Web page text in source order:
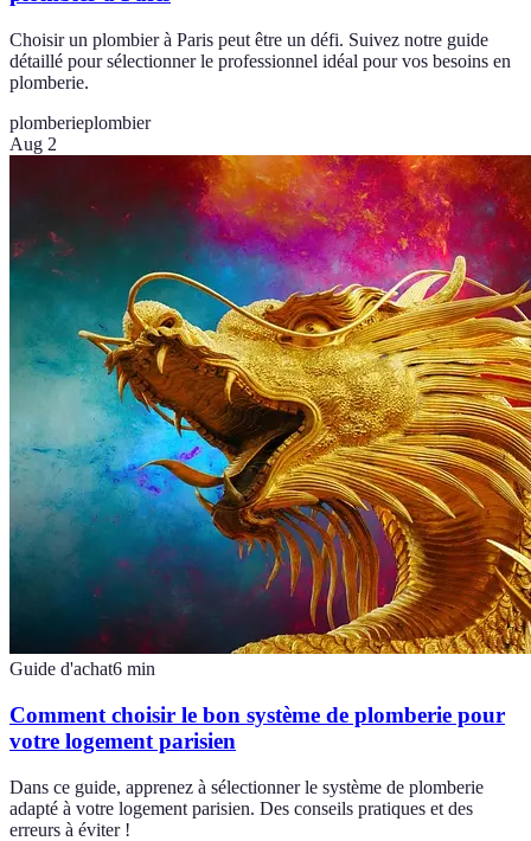
Choisir un plombier à Paris peut être un défi. Suivez notre guide
détaillé pour sélectionner le professionnel idéal pour vos besoins en
plomberie.
plomberieplombier
Aug 2
Guide d'achat6 min
Comment choisir le bon système de plomberie pour
votre logement parisien
Dans ce guide, apprenez à sélectionner le système de plomberie
adapté à votre logement parisien. Des conseils pratiques et des
erreurs à éviter !